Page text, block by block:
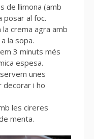
de llimona (amb
posar al foc.
crema agra amb
la sopa.
3 minuts més
espesa.
unes
decorar i ho
les cireres
menta.